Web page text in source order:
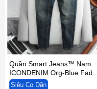
Quần Smart Jeans™ Nam
ICONDENIM Org-Blue Faded
Wash
Siêu Co Dãn